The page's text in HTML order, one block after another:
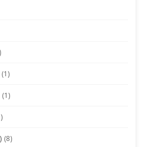
(1)
(1)
(8)